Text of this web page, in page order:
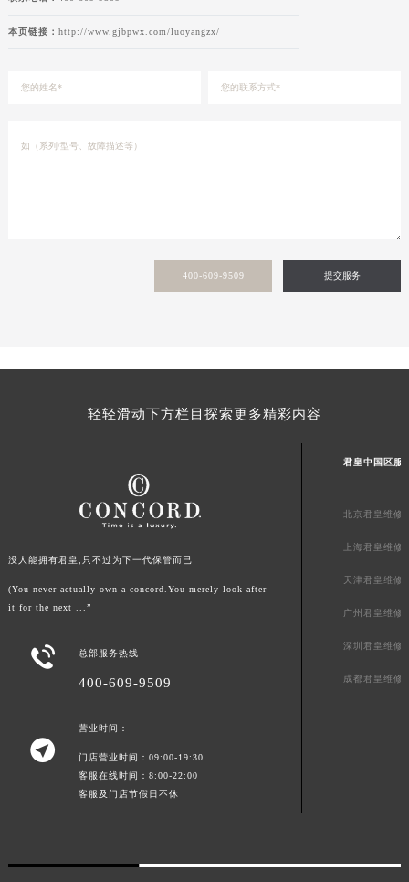
本页链接： http://www.gjbpwx.com/luoyangzx/
400-609-9509 提交服务
轻轻滑动下方栏目探索更多精彩内容
没人能拥有君皇,只不过为下一代保管而已
(You never actually own a concord.You merely look after
it for the next ...”
 总部服务热线
400-609-9509

营业时间：
门店营业时间：09:00-19:30
客服在线时间：8:00-22:00
客服及门店节假日不休
君皇中国区服
北京君皇维修
上海君皇维修
天津君皇维修
广州君皇维修
深圳君皇维修
成都君皇维修